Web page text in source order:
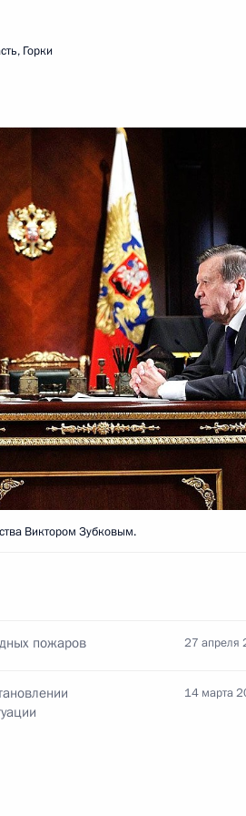
следующие материалы
Безопасности
Горки
Горки
Италии Сильвио
Юрием Чайкой
Горки
Виктором Зубковым.
пожаров 27 апреля
14 марта